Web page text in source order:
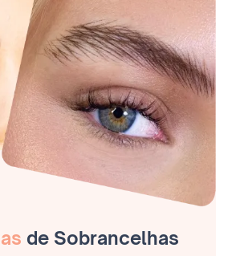
de Sobrancelhas